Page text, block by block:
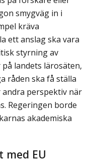
smygväg in i
kräva
ett anslag ska vara
styrning av
landets lärosäten,
råden ska få ställa
perspektiv när
Regeringen borde
akademiska
med EU